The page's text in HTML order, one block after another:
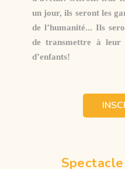
un jour, ils seront les
de l’humanité... Ils
de transmettre à
d’enfants!